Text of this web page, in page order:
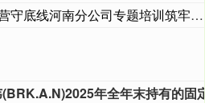
线河南分公司专题培训筑牢风控根基